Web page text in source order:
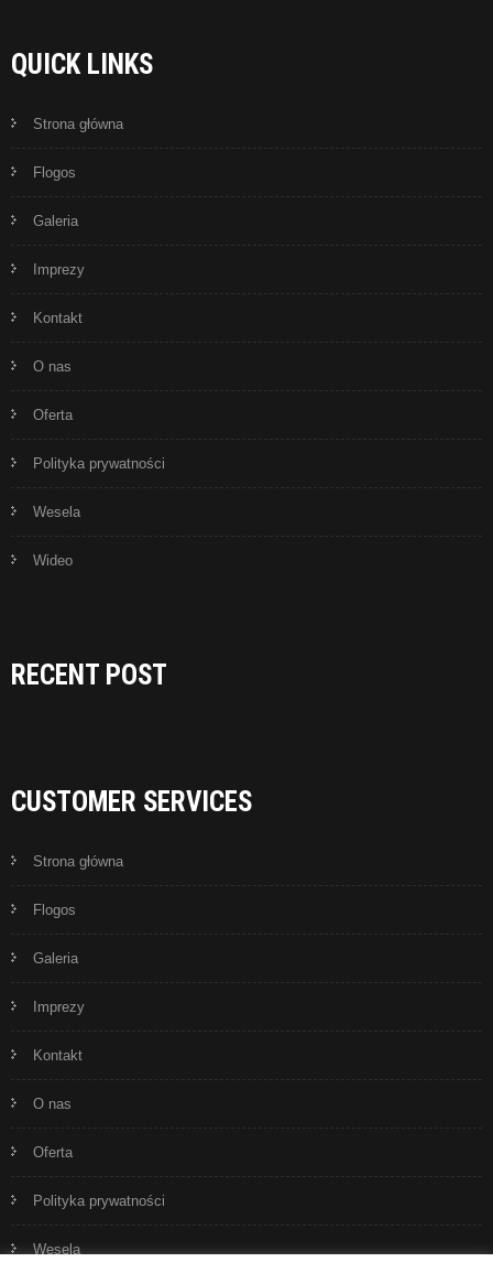
QUICK LINKS
Strona główna
Flogos
Galeria
Imprezy
Kontakt
O nas
Oferta
Polityka prywatności
Wesela
Wideo
RECENT POST
CUSTOMER SERVICES
Strona główna
Flogos
Galeria
Imprezy
Kontakt
O nas
Oferta
Polityka prywatności
Wesela